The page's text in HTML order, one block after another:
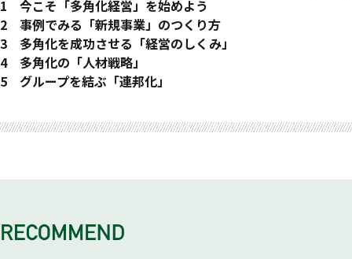
1 今こそ「多角化経営」を始めよう
中小企業こそ「多角化」に取り組もう
「マルチプルニッチャー」を目指す／
100の事業、１００人の経営トップを生み出す
「多角化」のメリットを理解する
多角化をしないのが最大のリスク
まずは３本の柱を立てることを目標にしよう／
失敗のリスクよりやらないリスクのほうが大きい／
2 事例でみる「新規事業」のつくり方
多角化には３つのパターンがある
既存の顧客に新しい価値をプラスした「アマゾン」／
中小企業でも異業種進出はできる
２０００円 の バッグを買った お 客 様に 家を売る／
レンタル事業からイベント事業へ／
／
多角化戦略②現在の事業をベースに新しい市場を開拓する
3 多角化を成功させる「経営のしくみ」
会社のレベルがアップする「システム経営」
トップダウンに偏ったリーダーシップは多角化に向かない／
システム経営の要となる６つのシステム／
トップダウン型から「システム経営」へ
経営計画は社員全員参加でつくる／
財務改善計画を立てる
4 多角化の「人材戦略」
新規事業が人を育てる
スカウト採用にこだわる必要はない／新規事業は「部下発信」
で／
る
新卒採用にはメリットがある／新卒採用を成功させるポイント
5 グループを結ぶ「連邦化」
セクト主義を防ぐ「連邦経営」／
グループ全体をひとつの企業のように運営する／
グループ横断型組織をつくる
ホールディング会社をつくる／経営推進会議で横のつながりを